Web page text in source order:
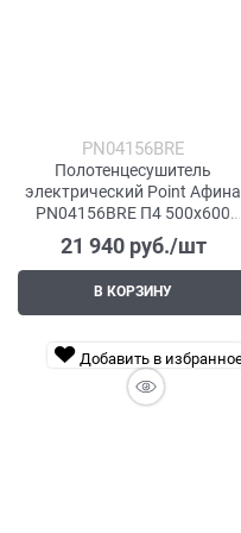
PN04156BRE
Полотенцесушитель
электрический Point Афина
PN04156BRE П4 500x600
левый/правый, бронза
21 940 руб./шт
В КОРЗИНУ
Добавить в